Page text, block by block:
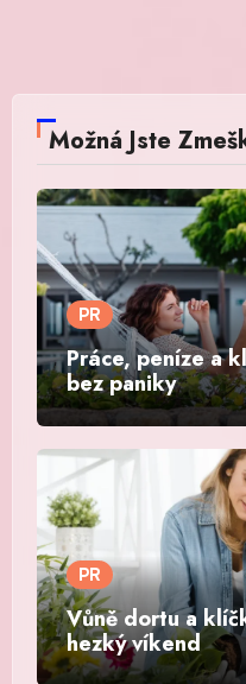
Možná Jste
PR
Práce, peníze a
bez paniky
PR
Vůně dortu a
hezký víkend